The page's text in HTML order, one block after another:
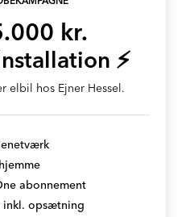
kr.
⚡
elbil hos Ejner Hessel.
abonnement
inkl. opsætning